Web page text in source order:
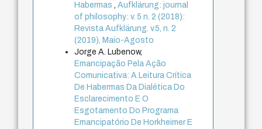
Habermas,Aufklärung: journal
of philosophy: v. 5 n. 2 (2018):
Revista Aufklärung. v.5, n. 2
(2019), Maio-Agosto
Jorge A. Lubenow,
Emancipação Pela Ação
Comunicativa: A Leitura Crítica
De Habermas Da Dialética Do
Esclarecimento E O
Esgotamento Do Programa
Emancipatório De Horkheimer E